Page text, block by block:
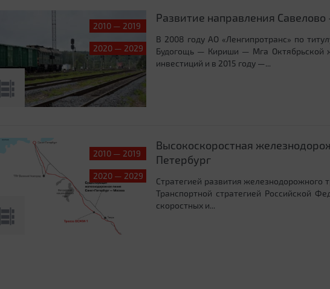
2010 — 2019
2020 — 2029
Развитие направления
В 2008 году АО «Ленгипротранс» по
Будогощь — Кириши — Мга Октябрьской
инвестиций и в 2015 году —...
2010 — 2019
2020 — 2029
Высокоскоростная
Петербург
Стратегией развития железнодорожного
Транспортной стратегией Российской
скоростных и...